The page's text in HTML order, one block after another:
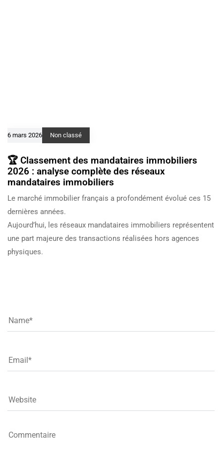
6 mars 2026 Non classé
🏆 Classement des mandataires immobiliers
2026 : analyse complète des réseaux
mandataires immobiliers
Le marché immobilier français a profondément évolué ces 15
dernières années.
Aujourd’hui, les réseaux mandataires immobiliers représentent
une part majeure des transactions réalisées hors agences
physiques.